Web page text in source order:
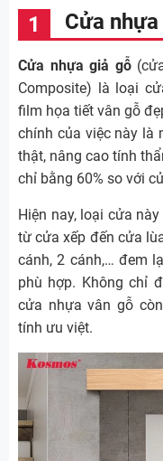
Cửa
Cửa nhựa giả gỗ
Composite) là loại
film họa tiết vân gỗ
chính của việc này là
thật, nâng cao tính
chỉ bằng 60% so với
Hiện nay, loại cửa
từ cửa xếp đến cửa
cánh, 2 cánh,… đem
phù hợp. Không chỉ
cửa nhựa vân gỗ
tính ưu việt.